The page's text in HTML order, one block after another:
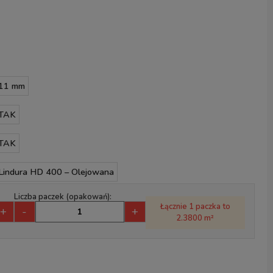
mm
HD 400 – Olejowana
+
Liczba paczek (opakowań):
- +
Łącznie 1 paczka to
2.3800 m²